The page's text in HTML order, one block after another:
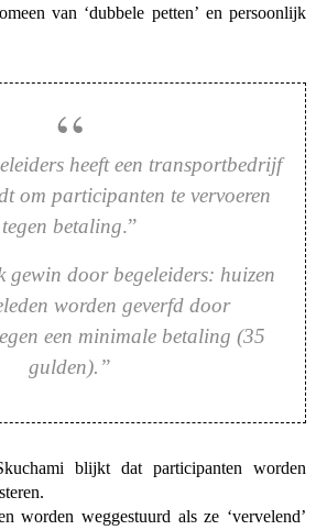
van ‘dubbele petten’ en persoonlijk
om participanten te vervoeren
tegen betaling.”
gewin door begeleiders: huizen
worden geverfd door
een minimale betaling (35
gulden).”
blijkt dat participanten worden
worden weggestuurd als ze ‘vervelend’